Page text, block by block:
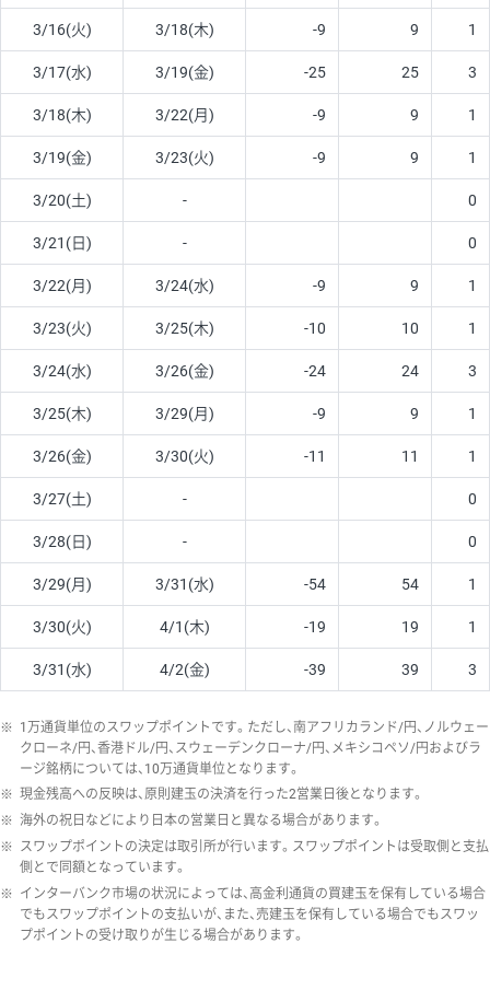
3/16(火) 3/18(木) -9 9 1
3/17(水) 3/19(金) -25 25 3
3/18(木) 3/22(月) -9 9 1
3/19(金) 3/23(火) -9 9 1
3/20(土) - 0
3/21(日) - 0
3/22(月) 3/24(水) -9 9 1
3/23(火) 3/25(木) -10 10 1
3/24(水) 3/26(金) -24 24 3
3/25(木) 3/29(月) -9 9 1
3/26(金) 3/30(火) -11 11 1
3/27(土) - 0
3/28(日) - 0
3/29(月) 3/31(水) -54 54 1
3/30(火) 4/1(木) -19 19 1
3/31(水) 4/2(金) -39 39 3
※ 1万通貨単位のスワップポイントです。ただし、南アフリカランド/円、ノルウェー
クローネ/円、香港ドル/円、スウェーデンクローナ/円、メキシコペソ/円およびラ
ージ銘柄については、10万通貨単位となります。
※ 現金残高への反映は、原則建玉の決済を行った2営業日後となります。
※ 海外の祝日などにより日本の営業日と異なる場合があります。
※ スワップポイントの決定は取引所が行います。スワップポイントは受取側と支払
側とで同額となっています。
※ インターバンク市場の状況によっては、高金利通貨の買建玉を保有している場合
でもスワップポイントの支払いが、また、売建玉を保有している場合でもスワッ
プポイントの受け取りが生じる場合があります。